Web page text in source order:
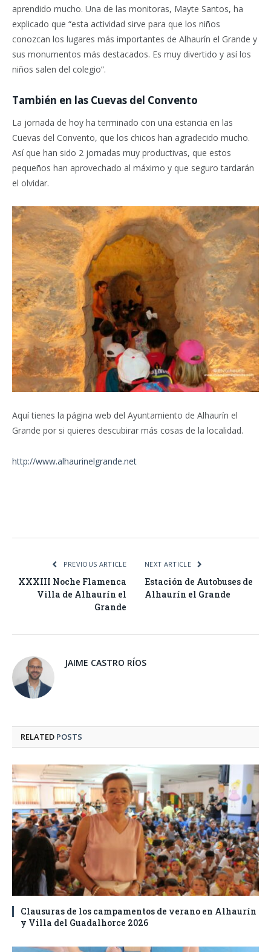
aprendido mucho. Una de las monitoras, Mayte Santos, ha
explicado que “esta actividad sirve para que los niños
conozcan los lugares más importantes de Alhaurín el Grande y
sus monumentos más destacados. Es muy divertido y así los
niños salen del colegio”.
También en las Cuevas del Convento
La jornada de hoy ha terminado con una estancia en las
Cuevas del Convento, que los chicos han agradecido mucho.
Así que han sido 2 jornadas muy productivas, que estos
pequeños han aprovechado al máximo y que seguro tardarán
el olvidar.
Aquí tienes la página web del Ayuntamiento de Alhaurín el
Grande por si quieres descubirar más cosas de la localidad.
http://www.alhaurinelgrande.net
PREVIOUS ARTICLE
XXXIII Noche Flamenca
Villa de Alhaurín el
Grande
NEXT ARTICLE
Estación de Autobuses de
Alhaurín el Grande
JAIME CASTRO RÍOS
RELATED POSTS
Clausuras de los campamentos de verano en Alhaurín
y Villa del Guadalhorce 2026